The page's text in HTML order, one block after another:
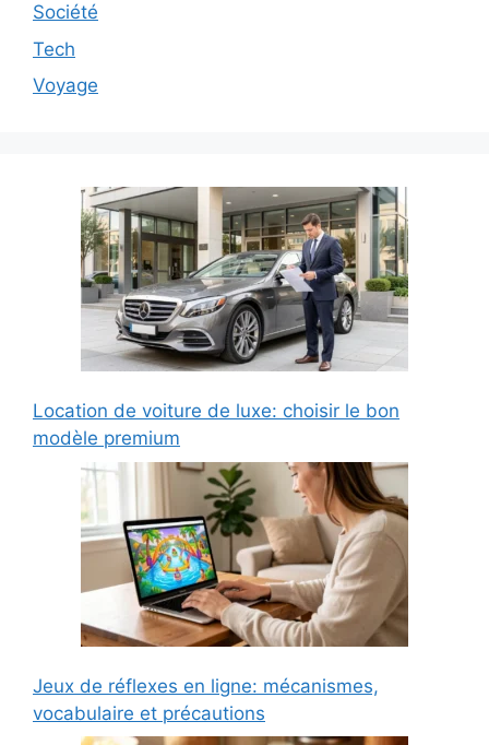
Société
Tech
Voyage
Location de voiture de luxe: choisir le bon
modèle premium
Jeux de réflexes en ligne: mécanismes,
vocabulaire et précautions